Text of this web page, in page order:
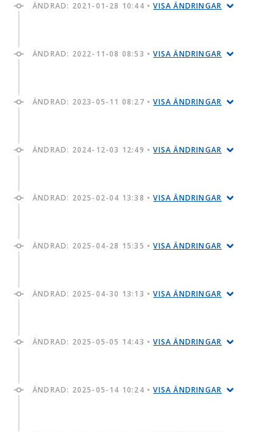
ÄNDRAD: 2021-01-28 10:44 •VISA ÄNDRINGAR
ÄNDRAD: 2022-11-08 08:53 •VISA ÄNDRINGAR
ÄNDRAD: 2023-05-11 08:27 •VISA ÄNDRINGAR
ÄNDRAD: 2024-12-03 12:49 •VISA ÄNDRINGAR
ÄNDRAD: 2025-02-04 13:38 •VISA ÄNDRINGAR
ÄNDRAD: 2025-04-28 15:35 •VISA ÄNDRINGAR
ÄNDRAD: 2025-04-30 13:13 •VISA ÄNDRINGAR
ÄNDRAD: 2025-05-05 14:43 •VISA ÄNDRINGAR
ÄNDRAD: 2025-05-14 10:24 •VISA ÄNDRINGAR